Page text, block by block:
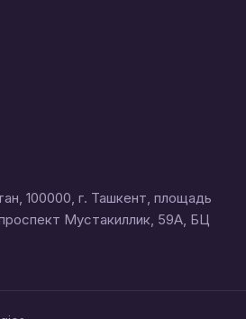
100000, г. Ташкент, площадь
Мустакиллик, 59A, БЦ